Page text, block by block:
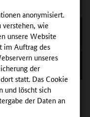
anonymisiert.
wie
unsere Website
im Auftrag des
unseres
der
statt. Das Cookie
und löscht sich
der Daten an
„learn.SHK“ mit SHK-